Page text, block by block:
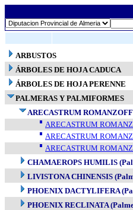
ARBUSTOS
ÁRBOLES DE HOJA CADUCA
ÁRBOLES DE HOJA PERENNE
PALMERAS Y PALMIFORMES
ARECASTRUM
ARECASTRUM
ARECASTRUM
ARECASTRUM
CHAMAEROPS HUMILIS
LIVISTONA CHINENSIS
PHOENIX DACTYLIFERA
PHOENIX RECLINATA